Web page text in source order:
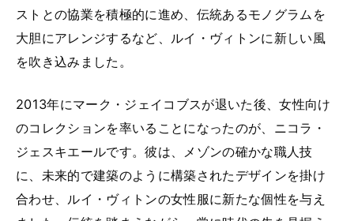
ストとの協業を積極的に進め、伝統あるモノグラムを
大胆にアレンジするなど、ルイ・ヴィトンに新しい風
を吹き込みました。
2013年にマーク・ジェイコブスが退いた後、女性向け
のコレクションを率いることになったのが、ニコラ・
ジェスキエールです。彼は、メゾンの確かな職人技
に、未来的で建築のように構築されたデザインを掛け
合わせ、ルイ・ヴィトンの女性服に新たな個性を与え